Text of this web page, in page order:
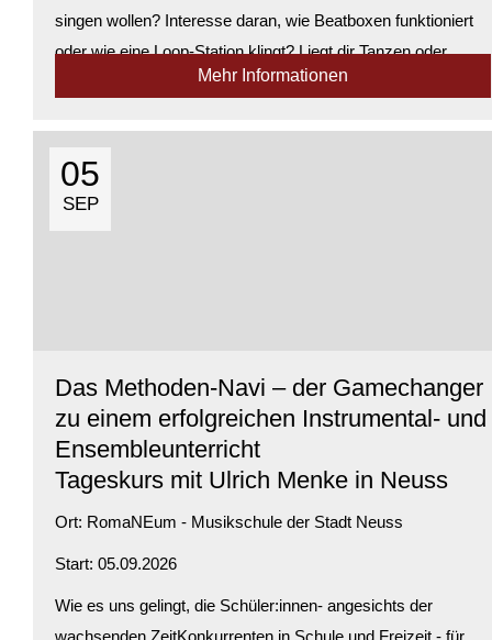
singen wollen? Interesse daran, wie Beatboxen funktioniert
oder wie eine Loop-Station klingt? Liegt dir Tanzen oder
Body-Percussion? Möchtest du Rhythmen aus
Mehr Informationen
05
SEP
Das Methoden-Navi – der Gamechanger
zu einem erfolgreichen Instrumental- und
Ensembleunterricht
Tageskurs mit Ulrich Menke in Neuss
Ort: RomaNEum - Musikschule der Stadt Neuss
Start: 05.09.2026
Wie es uns gelingt, die Schüler:innen- angesichts der
wachsenden ZeitKonkurrenten in Schule und Freizeit - für